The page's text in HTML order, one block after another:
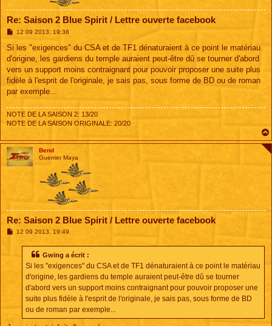
Re: Saison 2 Blue Spirit / Lettre ouverte facebook
M
a
g
12 09 2013, 19:38
Si les "exigences" du CSA et de TF1 dénaturaient à ce point le matériau
d'origine, les gardiens du temple auraient peut-être dû se tourner d'abord
vers un support moins contraignant pour pouvoir proposer une suite plus
fidèle à l'esprit de l'originale, je sais pas, sous forme de BD ou de roman
par exemple...
NOTE DE LA SAISON 2: 13/20
NOTE DE LA SAISON ORIGINALE: 20/20
Bend
Guerrier Maya
Re: Saison 2 Blue Spirit / Lettre ouverte facebook
M12 09 2013, 19:49
Gwing a écrit :
Si les "exigences" du CSA et de TF1 dénaturaient à ce point le matériau
d'origine, les gardiens du temple auraient peut-être dû se tourner
d'abord vers un support moins contraignant pour pouvoir proposer une
suite plus fidèle à l'esprit de l'originale, je sais pas, sous forme de BD
ou de roman par exemple...